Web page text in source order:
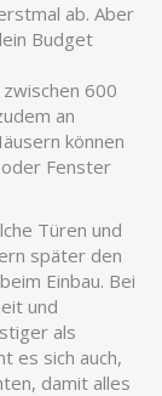
ab. Aber
Budget
600
an
können
Fenster
Türen und
später den
Einbau. Bei
und
als
es sich auch,
damit alles